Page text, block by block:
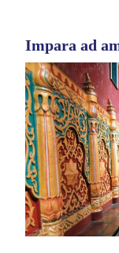
Impara ad